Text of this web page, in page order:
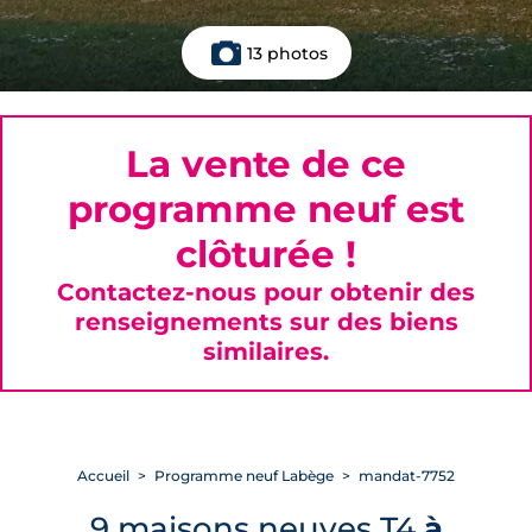
13 photos
Accueil Programme neuf Labège mandat-7752
La vente de ce
programme neuf est
clôturée !
Contactez-nous pour obtenir des
renseignements sur des biens
similaires.